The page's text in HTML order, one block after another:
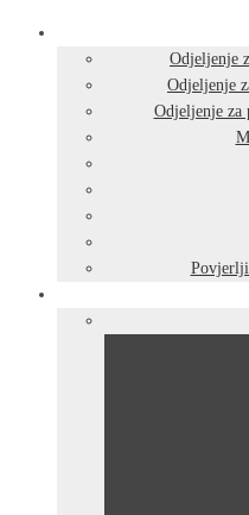
Odjeljenje
Odjeljenje
Odjeljenje za